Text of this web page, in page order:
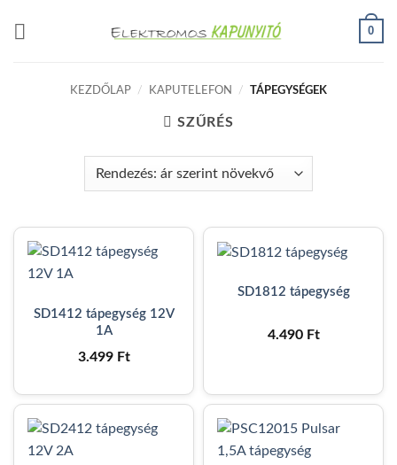
0
KEZDŐLAP / KAPUTELEFON / TÁPEGYSÉGEK
SZŰRÉS
SD1412 tápegység 12V
1A
3.499 Ft
SD1812 tápegység
4.490 Ft